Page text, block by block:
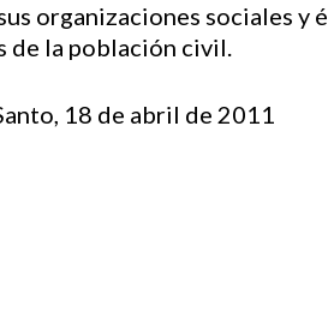
organizaciones sociales
de la población civil.
18 de abril de 2011